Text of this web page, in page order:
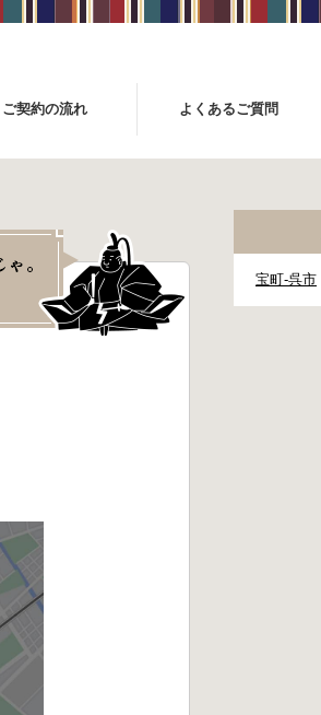
ご契約の流れ よくあるご質問
宝町-呉市